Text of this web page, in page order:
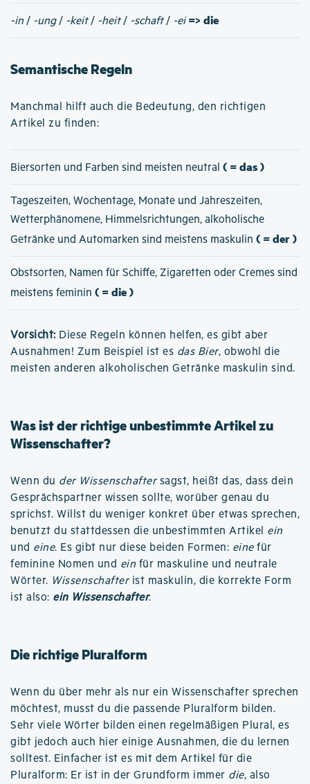
-in / -ung/ -keit/ -heit/ -schaft/ -ei => die
Semantische Regeln
Manchmal hilft auch die Bedeutung, den richtigen
Artikel zu finden:
Biersorten und Farben sind meisten neutral ( = das )
Tageszeiten, Wochentage, Monate und Jahreszeiten,
Wetterphänomene, Himmelsrichtungen, alkoholische
Getränke und Automarken sind meistens maskulin ( = der )
Obstsorten, Namen für Schiffe, Zigaretten oder Cremes sind
meistens feminin ( = die )
Vorsicht:Diese Regeln können helfen, es gibt aber
Ausnahmen! Zum Beispiel ist es das Bier, obwohl die
meisten anderen alkoholischen Getränke maskulin sind.
Was ist der richtige unbestimmte Artikel zu
Wissenschafter?
Wenn du der Wissenschaftersagst, heißt das, dass dein
Gesprächspartner wissen sollte, worüber genau du
sprichst. Willst du weniger konkret über etwas sprechen,
benutzt du stattdessen die unbestimmten Artikel ein
und eine. Es gibt nur diese beiden Formen: einefür
feminine Nomen und ein für maskuline und neutrale
Wörter. Wissenschafterist maskulin, die korrekte Form
ist also: ein Wissenschafter.
Die richtige Pluralform
Wenn du über mehr als nur ein Wissenschafter sprechen
möchtest, musst du die passende Pluralform bilden.
Sehr viele Wörter bilden einen regelmäßigen Plural, es
gibt jedoch auch hier einige Ausnahmen, die du lernen
solltest. Einfacher ist es mit dem Artikel für die
Pluralform: Er ist in der Grundform immer die, also